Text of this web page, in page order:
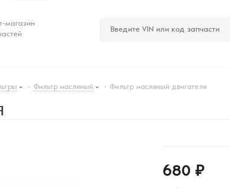
магазин
- Фильтр масляный - Фильтр масляный двигателя
680 ₽